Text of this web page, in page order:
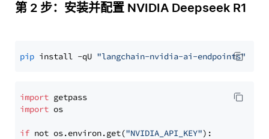
第 2 步：安装并配置 NVIDIA Deepseek R1
pip install -qU "langchain-nvidia-ai-endpoints"
import
import os
if not os.environ.get("NVIDIA_API_KEY"):